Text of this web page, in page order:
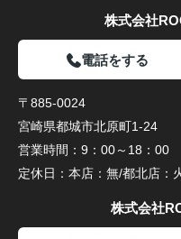
株式会社
電話をする
〒885-0024
宮崎県都城市北原町1-24
営業時間： 9：00～18：00
定休日： 本店：無/都北店：
株式会社